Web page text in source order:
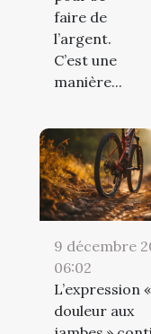
faire de
l’argent.
C’est une
manière...
9 décembre
06:02
L’expression «
douleur aux